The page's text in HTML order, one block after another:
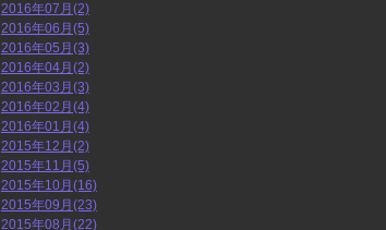
2016年07月(2)
2016年06月(5)
2016年05月(3)
2016年04月(2)
2016年03月(3)
2016年02月(4)
2016年01月(4)
2015年12月(2)
2015年11月(5)
2015年10月(16)
2015年09月(23)
2015年08月(22)